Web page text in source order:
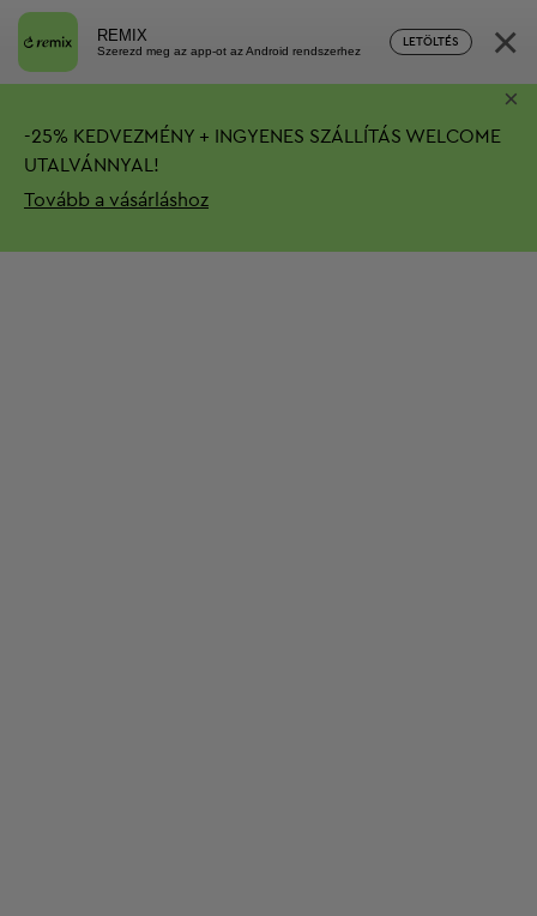
REMIX
Szerezd meg az app-ot az Android rendszerhez
LETÖLTÉS ×
-25% KEDVEZMÉNY + INGYENES SZÁLLÍTÁS WELCOME
UTALVÁNNYAL!
Tovább a vásárláshoz
×